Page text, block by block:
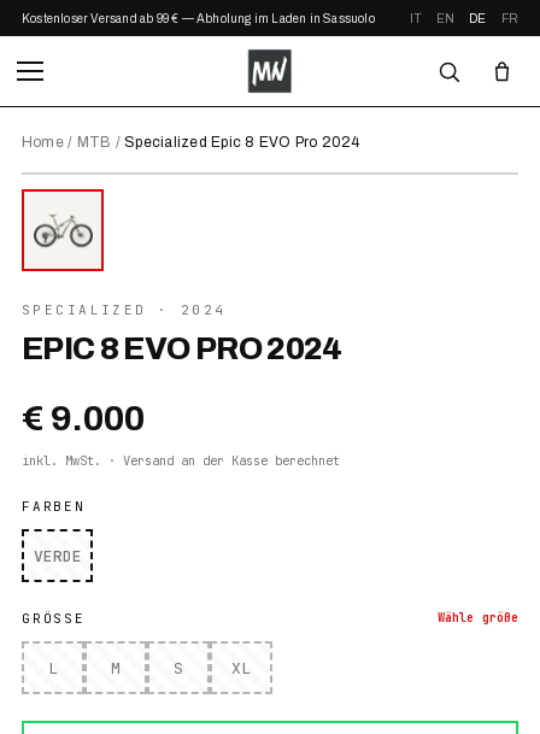
Kostenloser Versand ab 99 € — Abholung im Laden in Sassuolo IT EN DE FR
Home/ MTB / Specialized Epic 8 EVO Pro 2024
SPECIALIZED · 2024
EPIC 8 EVO PRO 2024
€ 9.000
inkl. MwSt. · Versand an der Kasse berechnet
FARBEN
VERDE
GRÖSSE Wähle größe
L M S XL